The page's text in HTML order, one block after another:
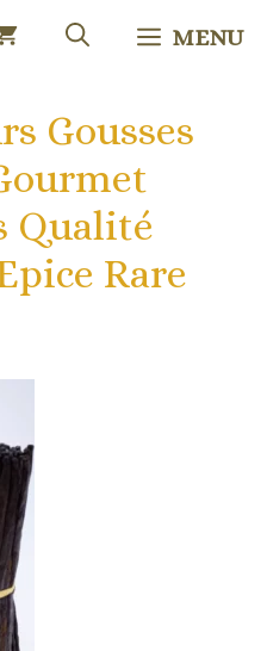
MENU
Gousses
Qualité
Rare